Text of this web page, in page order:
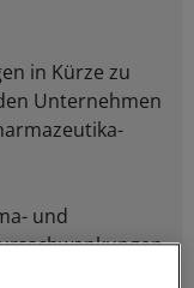
in Kürze zu
Unternehmen
und